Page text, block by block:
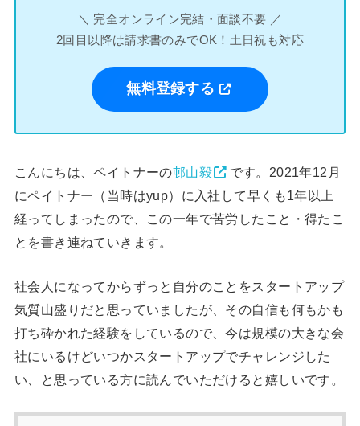
＼ 完全オンライン完結・面談不要 ／
2回目以降は請求書のみでOK！土日祝も対応
無料登録する
こんにちは、ペイトナーの邨山毅
です。2021年12月
にペイトナー（当時はyup）に入社して早くも1年以上
経ってしまったので、この一年で苦労したこと・得たこ
とを書き連ねていきます。
社会人になってからずっと自分のことをスタートアップ
気質山盛りだと思っていましたが、その自信も何もかも
打ち砕かれた経験をしているので、今は規模の大きな会
社にいるけどいつかスタートアップでチャレンジした
い、と思っている方に読んでいただけると嬉しいです。